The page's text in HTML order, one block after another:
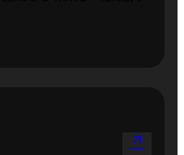
arrow_outward